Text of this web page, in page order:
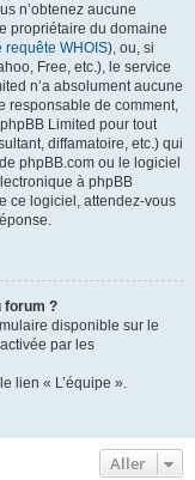
n’obtenez aucune
propriétaire du domaine
requête WHOIS), ou, si
Free, etc.), le service
n’a absolument aucune
responsable de comment,
Limited pour tout
diffamatoire, etc.) qui
phpBB.com ou le logiciel
à phpBB
ce logiciel, attendez-vous
forum ?
disponible sur le
par les
lien « L’équipe ».
Aller